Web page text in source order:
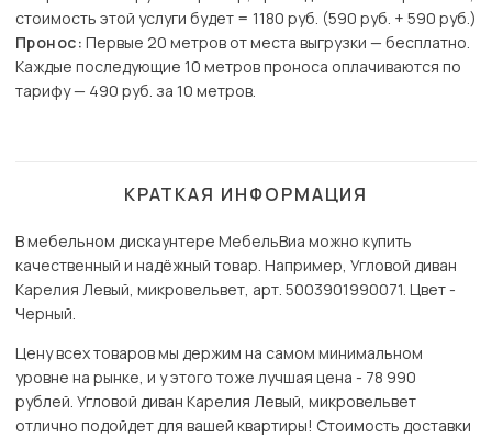
стоимость этой услуги будет = 1180 руб. (590 руб. + 590 руб.)
Пронос: Первые 20 метров от места выгрузки — бесплатно.
Каждые последующие 10 метров проноса оплачиваются по
тарифу — 490 руб. за 10 метров.
КРАТКАЯ ИНФОРМАЦИЯ
В мебельном дискаунтере МебельВиа можно купить
качественный и надёжный товар. Например, Угловой диван
Карелия Левый, микровельвет, арт. 5003901990071. Цвет -
Черный.
Цену всех товаров мы держим на самом минимальном
уровне на рынке, и у этого тоже лучшая цена - 78 990
рублей. Угловой диван Карелия Левый, микровельвет
отлично подойдет для вашей квартиры! Стоимость доставки